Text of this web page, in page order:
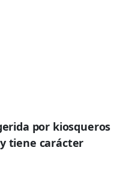
por kiosqueros
tiene carácter